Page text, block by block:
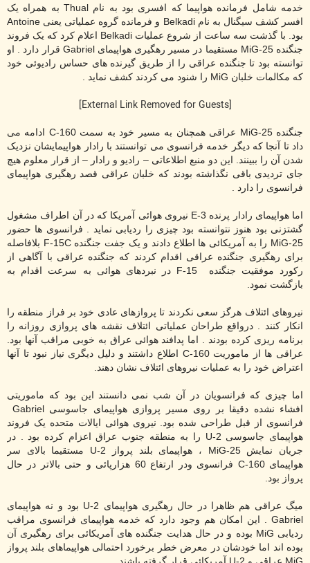
خدمه شامل فرمانده هواپیما که افسری بود به نام Thual به همراه یک
افسر کشف سیگنال به نامBelkadi و فرمانده گروه عملیاتی یعنی Antoine
بود. با گذشت سه ساعت از شروع عملیات Belkadi اعلام کرد که یک فروند
جنگندهMiG-25 مستقیما در مسیر رهگیری هواپیمایGabriel قرار دارد . او
توانسته بود تا جنگنده عراقی را از طریق گیرنده های حساس رادیوئی خود
که مکالمات خلبان MiG را شنود می کردند کشف نماید .
[External Link Removed for Guests]
جنگندهMiG-25 عراقی همچنان به مسیر خود به سمتC-160 ادامه می
داد تا آنجا که دیگر خدمه فرانسوی می توانستند با رادار هواپیمایشان نزدیک
شدن آن را ببینند. این دو منبع اطلاعاتی – رادیو و رادار – از قرار معلوم هیچ
جای تردیدی باقی نگذاشته بودند که خلبان عراقی قصد رهگیری هواپیمای
فرانسوی را دارد .
اما هواپیمای رادار پرنده E-3 نیروی هوائی آمریکا که در آن اطراف مشغول
گشتزنی بود هنوز نتوانسته بود چیزی را ردیابی نماید . فرانسوی ها حضور
MiG-25 را به آمریکائی ها اطلاع دادند و یک جفت جنگندهF-15C بلافاصله
برای رهگیری جنگنده عراقی اقدام کردند که جنگنده عراقی با آگاهی از
رکورد موفقیت جنگنده F-15 در نبردهای هوائی به سرعت اقدام به
بازگشت نمود.
نیروهای ائتلاف هرگز سعی نکردند تا پروازهای عادی خود بر فراز منطقه را
انکار کنند . درواقع طراحان عملیاتی ائتلاف نقشه های پروازی روزانه را
برنامه ریزی کرده بودند . اما پدافند هوائی عراق به خوبی مراقب آنها بود.
عراقی ها از ماموریتC-160 اطلاع داشتند و دلیل دیگری نیاز نبود تا آنها
اعتراض خود را به عملیات نیروهای ائتلاف نشان دهند.
اما چیزی که فرانسویان در آن شب نمی دانستند این بود که ماموریتی
افشاء نشده دقیقا بر روی مسیر پروازی هواپیمای جاسوسیGabriel
فرانسوی از قبل طراحی شده بود. نیروی هوائی ایالات متحده یک فروند
هواپیمای جاسوسی U-2 را به منطقه جنوب عراق اعزام کرده بود . در
جریان نمایشMiG-25 ، هواپیمای بلند پرواز U-2 مستقیما بالای سر
هواپیمایC-160
فرانسوی ودر ارتفاع 60 هزارپائی و حتی بالاتر در حال
پرواز بود.
میگ عراقی هم ظاهرا در حال رهگیری هواپیمای U-2 بود و نه هواپیمای
Gabriel . این امکان هم وجود دارد که خدمه هواپیمای فرانسوی مراقب
ردیابی MiG بوده و در حال هدایت جنگنده های آمریکائی برای رهگیری آن
بوده اند اما خودشان در معرض خطر برخورد احتمالی هواپیماهای بلند پرواز
MiG عراقی و U-2 آمریکائی قرار گرفته باشند .